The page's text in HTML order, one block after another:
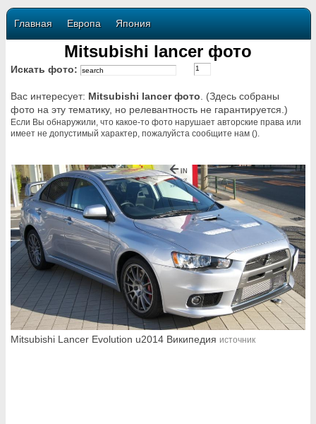
Главная Европа Япония
Mitsubishi lancer фото
Искать фото:
Вас интересует: Mitsubishi lancer фото . (Здесь собраны
фото на эту тематику, но релевантность не гарантируется.)
Если Вы обнаружили, что какое-то фото нарушает авторские права или
имеет не допустимый характер, пожалуйста сообщите нам ().
Mitsubishi Lancer Evolution u2014 Википедия источник